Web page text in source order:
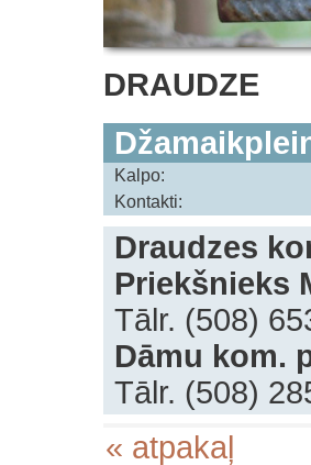
DRAUDZE
Kalpo:
Kontakti:
Draudzes
Priekšnieks
Tālr. (508)
Dāmu kom.
‌Tālr. (508)
« atpakaļ